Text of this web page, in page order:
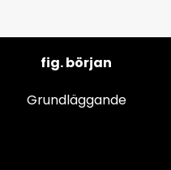
fig. början
Grundläggande